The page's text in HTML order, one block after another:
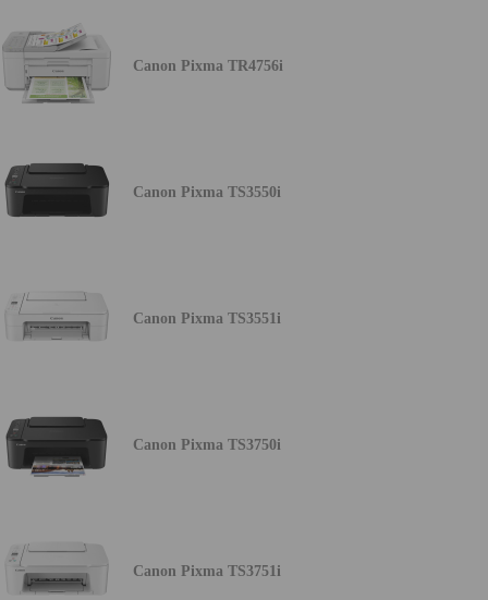
Canon Pixma TR4756i
Canon Pixma TS3550i
Canon Pixma TS3551i
Canon Pixma TS3750i
Canon Pixma TS3751i